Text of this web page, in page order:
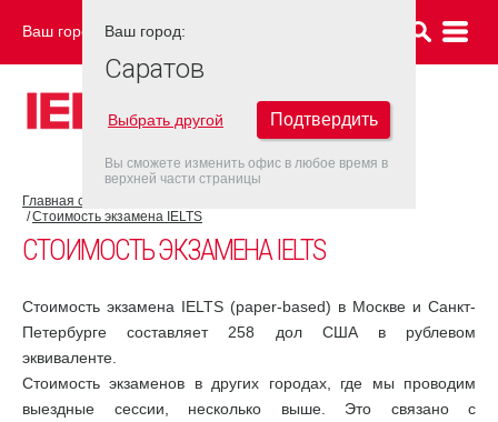
Ваш город: САРАТОВ
Главная страница
Стоимость экзамена IELTS
СТОИМОСТЬ ЭКЗАМЕНА IELTS
Стоимость экзамена IELTS (paper-based) в Москве и Санкт-
Петербурге составляет 258 дол США в рублевом
эквиваленте.
Стоимость экзаменов в других городах, где мы проводим
выездные сессии, несколько выше. Это связано с
Ваш город:
Саратов
Выбрать другой Подтвердить
Вы сможете изменить офис в любое время в
верхней части страницы